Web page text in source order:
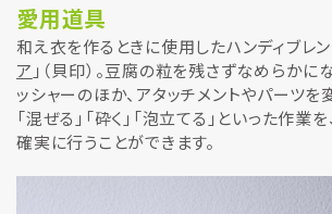
愛用道具
和え衣を作るときに使用したハンディブレン
ア 」（貝印）。豆腐の粒を残さずなめらかに
ッシャーのほか、アタッチメントやパーツを
「混ぜる」「砕く」「泡立てる」といった作業
確実に行うことができます。